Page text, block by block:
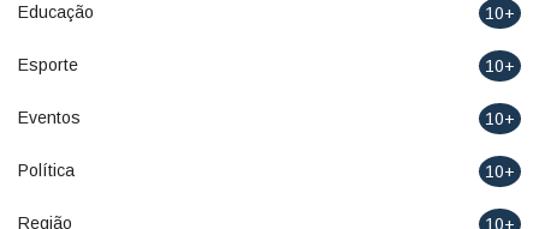
Educação 10+
Esporte 10+
Eventos 10+
Política 10+
Região 10+